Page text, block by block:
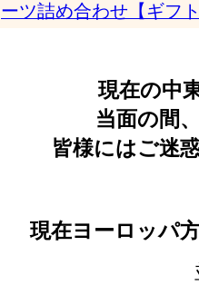
ーツ詰め合わせ【ギフ
現在の中
当面の間
皆様にはご迷
現在ヨーロッパ